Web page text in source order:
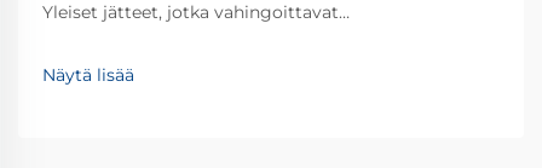
Yleiset jätteet, jotka vahingoittavat
kohtaavat erilaisia jätteitä ajan kuluessa – ajatellaan
hiekkaa, likakerrostumia ja ruostepaloja, jotka jäävät
Näytä lisää